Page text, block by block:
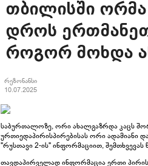
თბილისში ორმა
დროს
როგორ მოხდა
რეზონანსი
10.07.2025
საბურთალოზე, ორი ახალგაზრდა კაცს
ურთიედაპირისპირებისას ორი ადამიანი
"რუსთავი 2-ის" ინფორმაციით,
თავდაპირველად ინფორმაცია ერთი პირის